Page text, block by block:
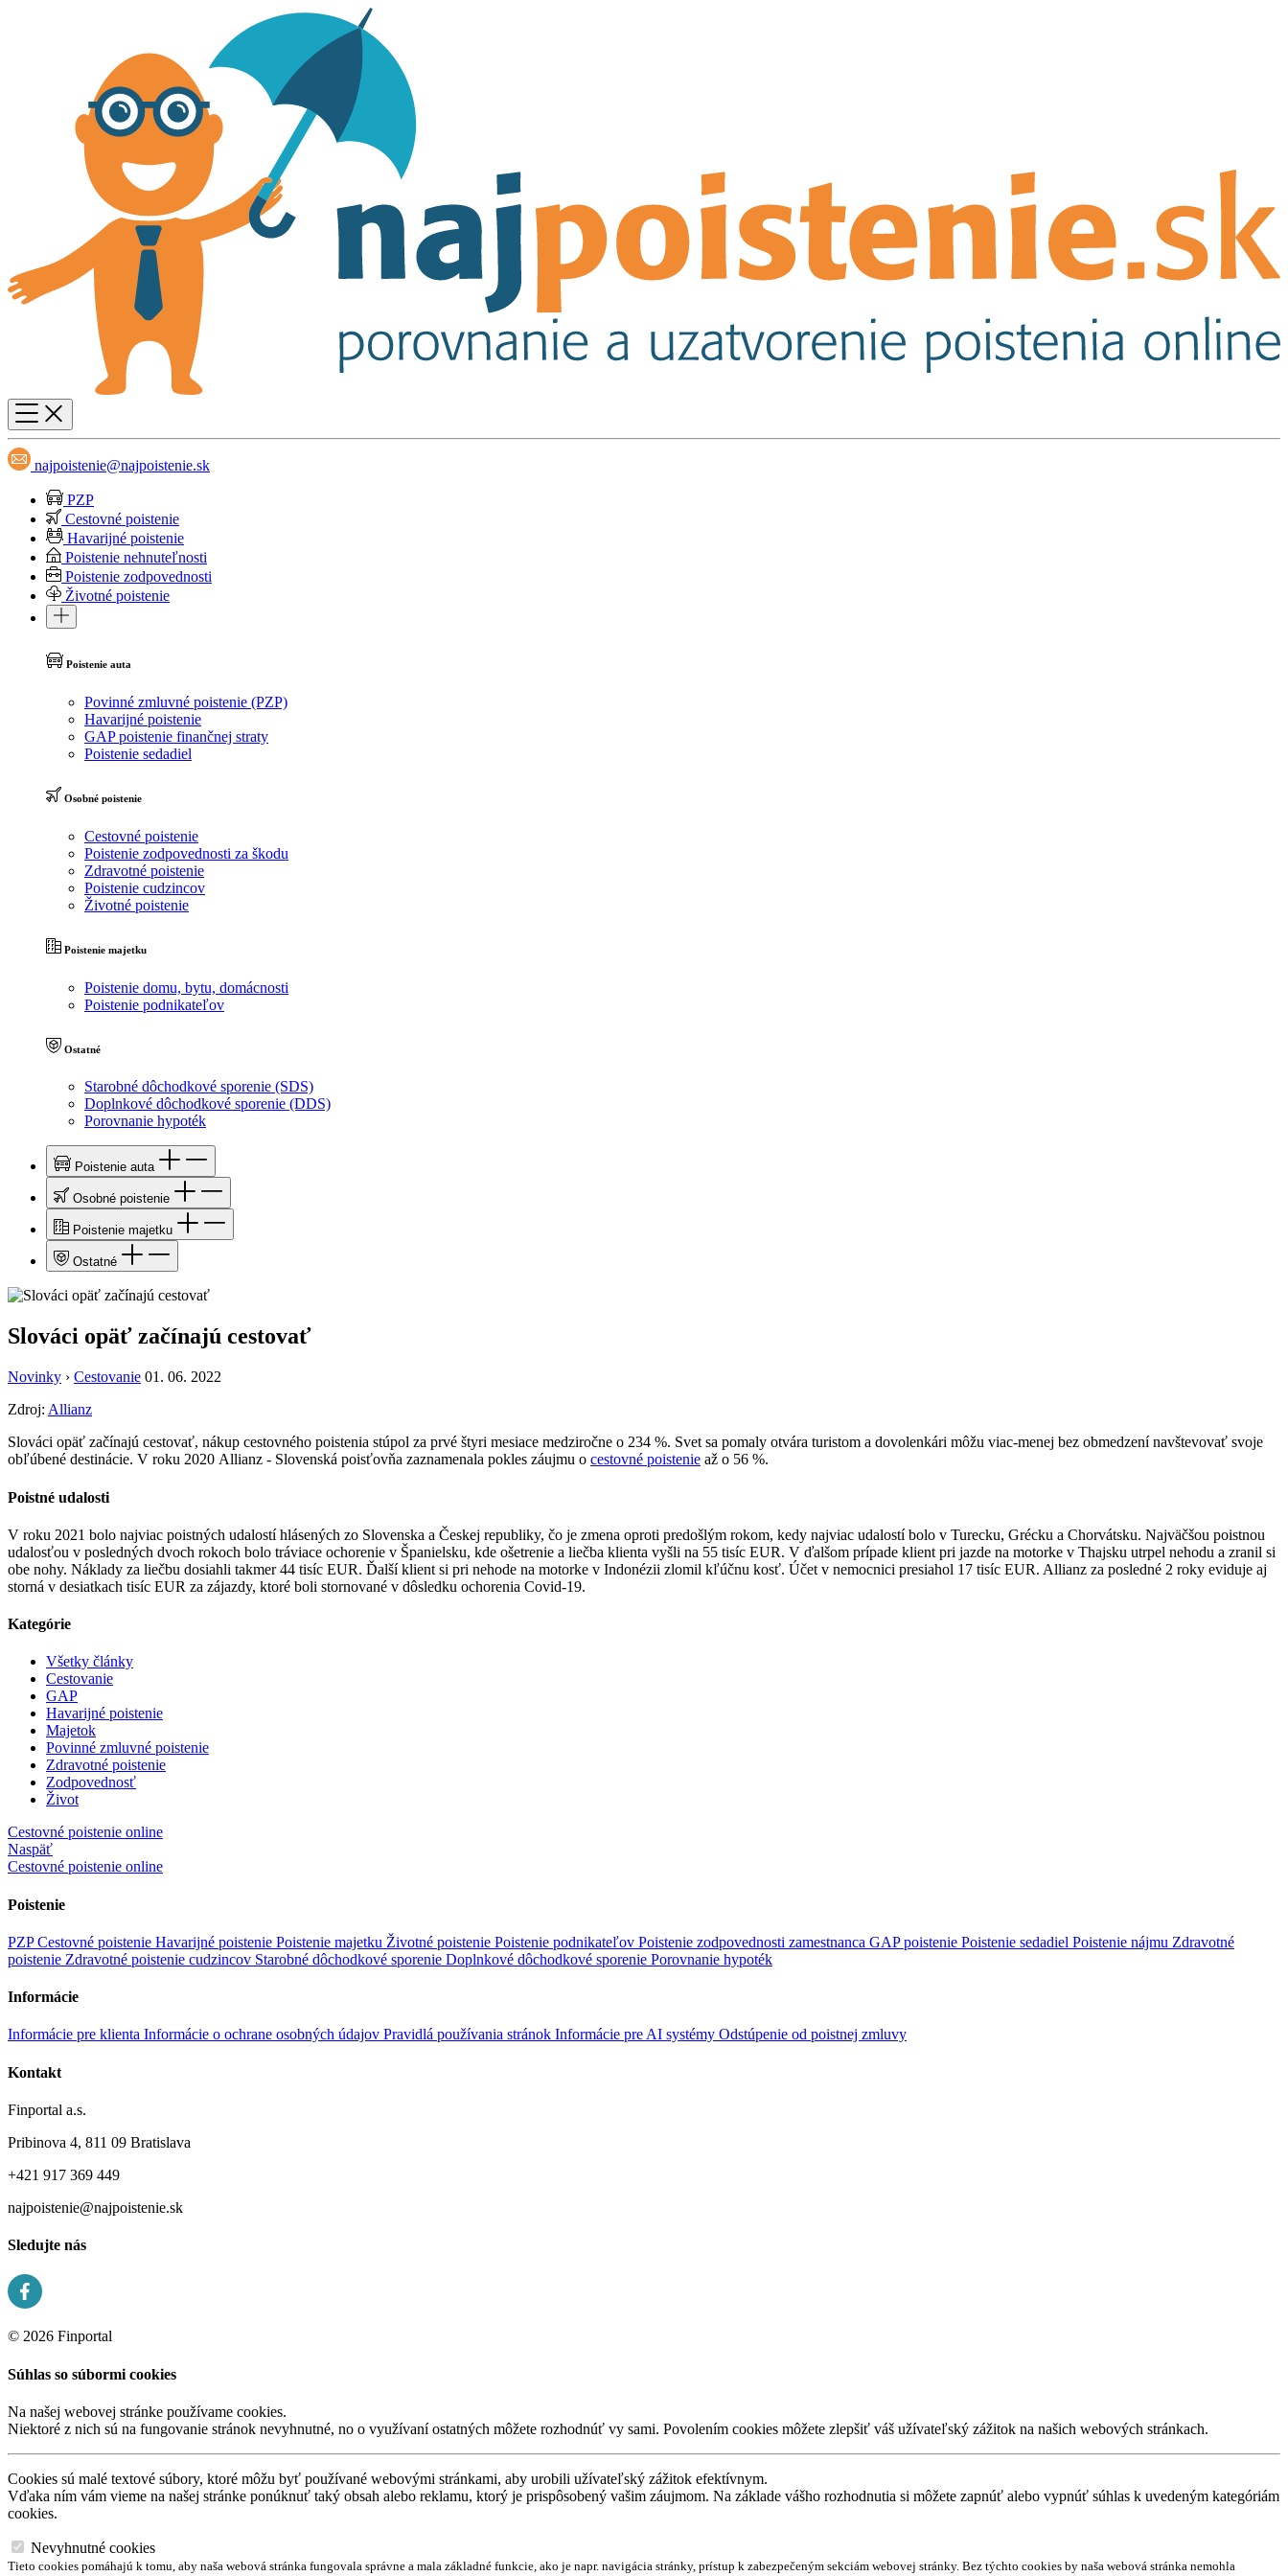
najpoistenie@najpoistenie.sk
PZP
Cestovné poistenie
Havarijné poistenie
Poistenie nehnuteľnosti
Poistenie zodpovednosti
Životné poistenie
Poistenie auta
Povinné zmluvné poistenie (PZP)
Havarijné poistenie
GAP poistenie finančnej straty
Poistenie sedadiel
Osobné poistenie
Cestovné poistenie
Poistenie zodpovednosti za škodu
Zdravotné poistenie
Poistenie cudzincov
Životné poistenie
Poistenie majetku
Poistenie domu, bytu, domácnosti
Poistenie podnikateľov
Ostatné
Starobné dôchodkové sporenie (SDS)
Doplnkové dôchodkové sporenie (DDS)
Porovnanie hypoték
Poistenie auta
Osobné poistenie
Poistenie majetku
Ostatné
Slováci opäť začínajú cestovať
Novinky › Cestovanie 01. 06. 2022
Zdroj: Allianz
Slováci opäť začínajú cestovať, nákup cestovného poistenia stúpol za prvé štyri mesiace medziročne o 234 %. Svet sa pomaly otvára turistom a dovolenkári môžu viac-menej bez obmedzení navštevovať svoje
obľúbené destinácie. V roku 2020 Allianz - Slovenská poisťovňa zaznamenala pokles záujmu o cestovné poistenie až o 56 %.
Poistné udalosti
V roku 2021 bolo najviac poistných udalostí hlásených zo Slovenska a Českej republiky, čo je zmena oproti predošlým rokom, kedy najviac udalostí bolo v Turecku, Grécku a Chorvátsku. Najväčšou poistnou
udalosťou v posledných dvoch rokoch bolo tráviace ochorenie v Španielsku, kde ošetrenie a liečba klienta vyšli na 55 tisíc EUR. V ďalšom prípade klient pri jazde na motorke v Thajsku utrpel nehodu a zranil si
obe nohy. Náklady za liečbu dosiahli takmer 44 tisíc EUR. Ďalší klient si pri nehode na motorke v Indonézii zlomil kľúčnu kosť. Účet v nemocnici presiahol 17 tisíc EUR. Allianz za posledné 2 roky eviduje aj
storná v desiatkach tisíc EUR za zájazdy, ktoré boli stornované v dôsledku ochorenia Covid-19.
Kategórie
Všetky články
Cestovanie
GAP
Havarijné poistenie
Majetok
Povinné zmluvné poistenie
Zdravotné poistenie
Zodpovednosť
Život
Cestovné poistenie online
Naspäť
Cestovné poistenie online
Poistenie
PZPCestovné poistenie Havarijné poistenie Poistenie majetku Životné poistenie Poistenie podnikateľov Poistenie zodpovednosti zamestnanca GAP poistenie Poistenie sedadiel Poistenie nájmu Zdravotné
poistenie Zdravotné poistenie cudzincov Starobné dôchodkové sporenie Doplnkové dôchodkové sporenie Porovnanie hypoték
Informácie
Informácie pre klienta Informácie o ochrane osobných údajov Pravidlá používania stránok Informácie pre AI systémy Odstúpenie od poistnej zmluvy
Kontakt
Finportal a.s.
Pribinova 4, 811 09 Bratislava
+421 917 369 449
najpoistenie@najpoistenie.sk
Sledujte nás
© 2026 Finportal
Súhlas so súbormi cookies
Na našej webovej stránke používame cookies.
Niektoré z nich sú na fungovanie stránok nevyhnutné, no o využívaní ostatných môžete rozhodnúť vy sami. Povolením cookies môžete zlepšiť váš užívateľský zážitok na našich webových stránkach.
Cookies sú malé textové súbory, ktoré môžu byť používané webovými stránkami, aby urobili užívateľský zážitok efektívnym.
Vďaka ním vám vieme na našej stránke ponúknuť taký obsah alebo reklamu, ktorý je prispôsobený vašim záujmom. Na základe vášho rozhodnutia si môžete zapnúť alebo vypnúť súhlas k uvedeným kategóriám
cookies.
Nevyhnutné cookies
Tieto cookies pomáhajú k tomu, aby naša webová stránka fungovala správne a mala základné funkcie, ako je napr. navigácia stránky, prístup k zabezpečeným sekciám webovej stránky. Bez týchto cookies by naša webová stránka nemohla